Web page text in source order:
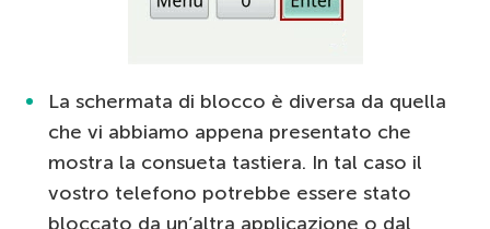
La schermata di blocco è diversa da quella
che vi abbiamo appena presentato che
mostra la consueta tastiera. In tal caso il
vostro telefono potrebbe essere stato
bloccato da un’altra applicazione o dal